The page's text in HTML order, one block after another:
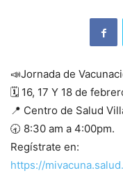
📣Jornada de
🗓 16, 17 Y 18 de
📍 Centro de Salud
🕣 8:30 am a 4:00pm.
Regístrate en:
https://